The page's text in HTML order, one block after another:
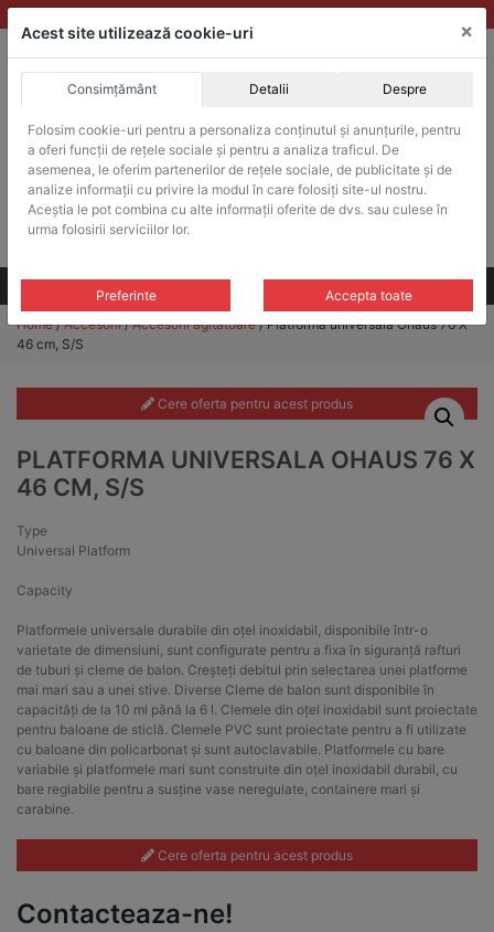
Skip
to
ACHIZITII PUBLICE
Produsele pot fi achizitionate si in sistemul SEAP / SICAP
Products
search
CAUTARE
Toate produsele
Home/Accesorii/Accesorii agitatoare/ Platforma universala Ohaus 76 X
46 cm, S/S
Cere oferta pentru acest produs
PLATFORMA UNIVERSALA OHAUS 76 X
46 CM, S/S
Type
Universal Platform
Capacity
Platformele universale durabile din oțel inoxidabil, disponibile într-o
varietate de dimensiuni, sunt configurate pentru a fixa în siguranță rafturi
de tuburi și cleme de balon. Creșteți debitul prin selectarea unei platforme
mai mari sau a unei stive. Diverse Cleme de balon sunt disponibile în
capacități de la 10 ml până la 6 l. Clemele din oțel inoxidabil sunt proiectate
pentru baloane de sticlă. Clemele PVC sunt proiectate pentru a fi utilizate
cu baloane din policarbonat și sunt autoclavabile. Platformele cu bare
variabile și platformele mari sunt construite din oțel inoxidabil durabil, cu
bare reglabile pentru a susține vase neregulate, containere mari și
carabine.
Cere oferta pentru acest produs
Contacteaza-ne!
Acest site utilizează cookie-uri ×
Consimțământ Detalii Despre
Folosim cookie-uri pentru a personaliza conținutul și anunțurile, pentru
a oferi funcții de rețele sociale și pentru a analiza traficul. De
asemenea, le oferim partenerilor de rețele sociale, de publicitate și de
analize informații cu privire la modul în care folosiți site-ul nostru.
Aceștia le pot combina cu alte informații oferite de dvs. sau culese în
urma folosirii serviciilor lor.
Preferinte Accepta toate